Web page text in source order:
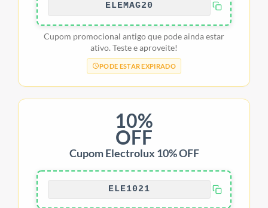
ELEMAG20
Cupom promocional antigo que pode ainda estar
ativo. Teste e aproveite!
PODE ESTAR EXPIRADO
10%
OFF
Cupom Electrolux 10% OFF
ELE1021